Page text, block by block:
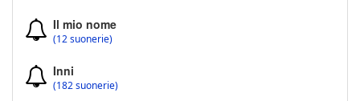
Il mio nome
(12 suonerie)
Inni
(182 suonerie)